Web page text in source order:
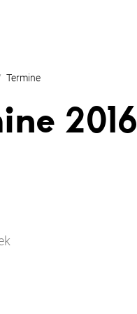
Termine
2016